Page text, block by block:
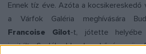
Ennek tíz éve. Azóta a kocsikereskedő
a Várfok Galéria meghívására
Francoise Gilot-t, jótette helyébe
invitálta Szalóky. Ide olyan hűséges